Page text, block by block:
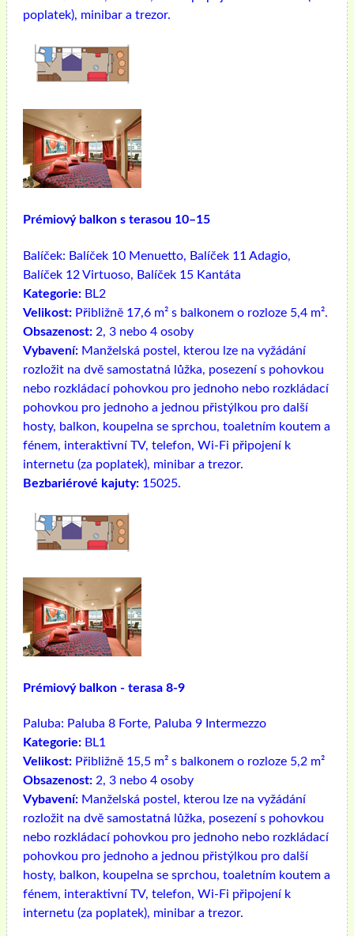
poplatek), minibar a trezor.
Prémiový balkon s terasou 10–15
Balíček: Balíček 10 Menuetto, Balíček 11 Adagio,
Balíček 12 Virtuoso, Balíček 15 Kantáta
Kategorie: BL2
Velikost: Přibližně 17,6 m² s balkonem o rozloze 5,4 m².
Obsazenost: 2, 3 nebo 4 osoby
Vybavení: Manželská postel, kterou lze na vyžádání
rozložit na dvě samostatná lůžka, posezení s pohovkou
nebo rozkládací pohovkou pro jednoho nebo rozkládací
pohovkou pro jednoho a jednou přistýlkou ​​pro další
hosty, balkon, koupelna se sprchou, toaletním koutem a
fénem, ​​interaktivní TV, telefon, Wi-Fi připojení k
internetu (za poplatek), minibar a trezor.
Bezbariérové ​​kajuty: 15025.
Prémiový balkon - terasa 8-9
Paluba: Paluba 8 Forte, Paluba 9 Intermezzo
Kategorie: BL1
Velikost: Přibližně 15,5 m² s balkonem o rozloze 5,2 m²
Obsazenost: 2, 3 nebo 4 osoby
Vybavení: Manželská postel, kterou lze na vyžádání
rozložit na dvě samostatná lůžka, posezení s pohovkou
nebo rozkládací pohovkou pro jednoho nebo rozkládací
pohovkou pro jednoho a jednou přistýlkou ​​pro další
hosty, balkon, koupelna se sprchou, toaletním koutem a
fénem, ​​interaktivní TV, telefon, Wi-Fi připojení k
internetu (za poplatek), minibar a trezor.